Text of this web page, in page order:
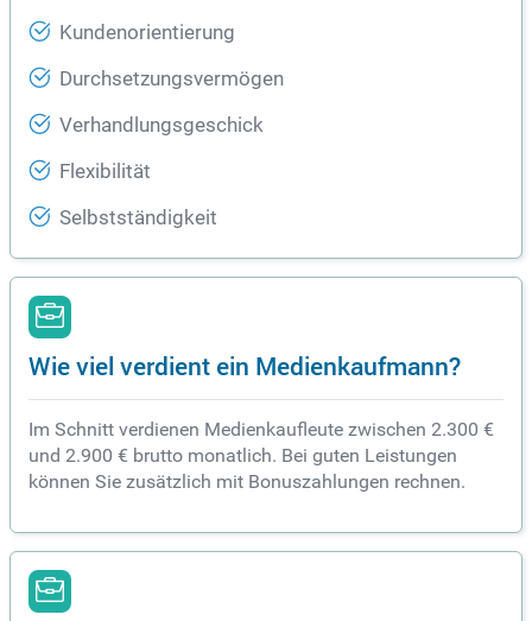
Kundenorientierung
Durchsetzungsvermögen
Verhandlungsgeschick
Flexibilität
Selbstständigkeit
Wie viel verdient ein Medienkaufmann?
Im Schnitt verdienen Medienkaufleute zwischen 2.300 €
und 2.900 € brutto monatlich. Bei guten Leistungen
können Sie zusätzlich mit Bonuszahlungen rechnen.